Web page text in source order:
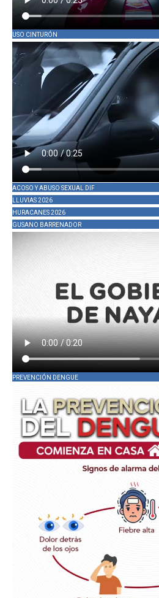
USO CINTURÓN
ACOSO Y ABUSO SEXUAL DIF
LLUVIAS 2026
HURACANES 2026
GUSANO BARRENADOR
PREVENCIÓN DENGUE